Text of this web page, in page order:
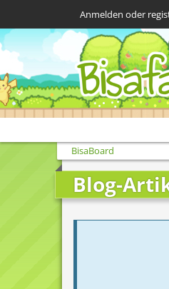
Anmelden oder
BisaBoard
Blog-